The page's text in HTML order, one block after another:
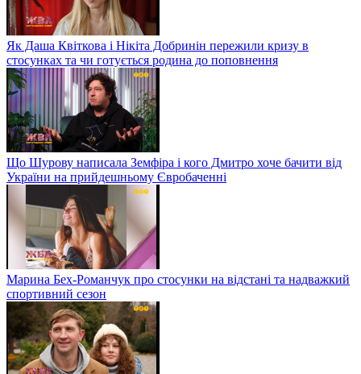
Як Даша Квіткова і Нікіта Добринін пережили кризу в
стосунках та чи готується родина до поповнення
Що Шурову написала Земфіра і кого Дмитро хоче бачити від
України на прийдешньому Євробаченні
Марина Бех-Романчук про стосунки на відстані та надважкий
спортивний сезон